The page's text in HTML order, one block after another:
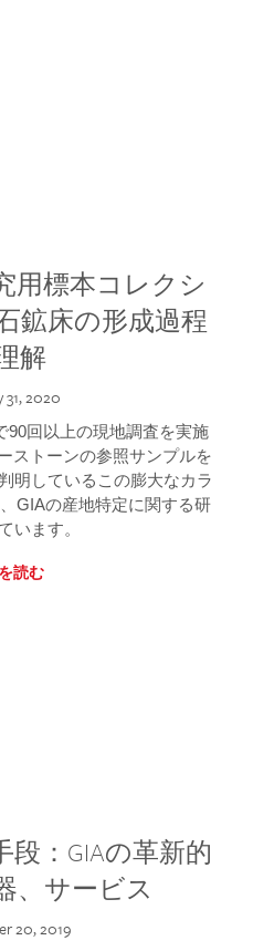
用標本コレクシ
鉱床の形成過程
解
31, 2020
90回以上の現地調査を実施
ストーンの参照サンプルを
明しているこの膨大なカラ
GIAの産地特定に関する研
います。
読む
：GIAの革新的
、サービス
20, 2019